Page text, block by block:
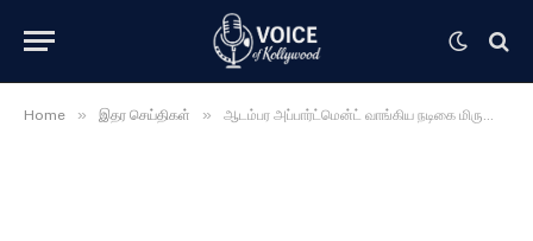
Home » இதர செய்திகள் » ஆடம்பர அப்பார்ட்மென்ட் வாங்கிய நடிகை மிருணாள் தாகூர்……….. அதன் விலை மட்டுமே இத்தனை கோடியா ……..